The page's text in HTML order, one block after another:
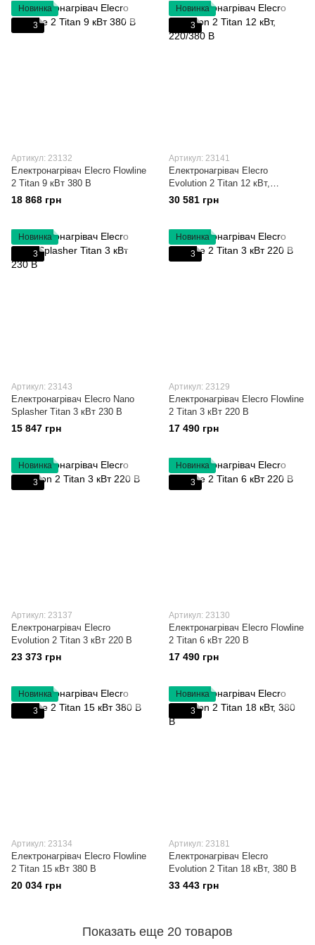
Новинка
3
Артикул: 23132
Електронагрівач Elecro Flowline
2 Titan 9 кВт 380 В
18 868 грн
Новинка
3
Артикул: 23141
Електронагрівач Elecro
Evolution 2 Titan 12 кВт,
220/380 В
30 581 грн
Новинка
3
Артикул: 23143
Електронагрівач Elecro Nano
Splasher Titan 3 кВт 230 В
15 847 грн
Новинка
3
Артикул: 23129
Електронагрівач Elecro Flowline
2 Titan 3 кВт 220 В
17 490 грн
Новинка
3
Артикул: 23137
Електронагрівач Elecro
Evolution 2 Titan 3 кВт 220 В
23 373 грн
Новинка
3
Артикул: 23130
Електронагрівач Elecro Flowline
2 Titan 6 кВт 220 В
17 490 грн
Новинка
3
Артикул: 23134
Електронагрівач Elecro Flowline
2 Titan 15 кВт 380 В
20 034 грн
Новинка
3
Артикул: 23181
Електронагрівач Elecro
Evolution 2 Titan 18 кВт, 380 В
33 443 грн
Показать еще 20 товаров